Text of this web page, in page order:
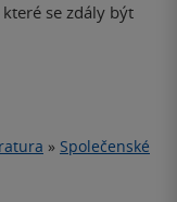
se zdály být
» Společenské